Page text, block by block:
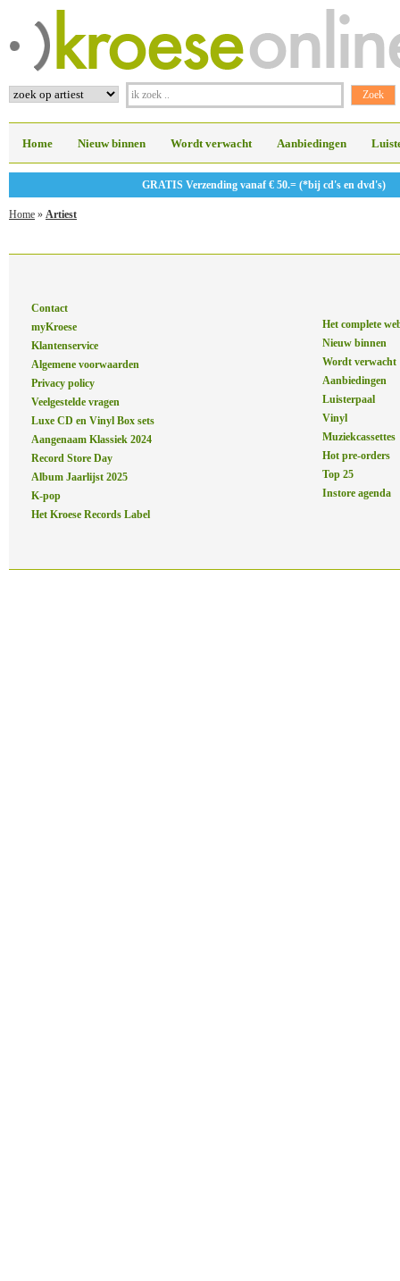
Home Nieuw binnen Wordt verwacht Aanbiedingen
GRATIS Verzending vanaf € 50.= (*bij cd's en dvd's)
Home » Artiest
Contact
myKroese
Klantenservice
Algemene voorwaarden
Privacy policy
Veelgestelde vragen
Luxe CD en Vinyl Box sets
Aangenaam Klassiek 2024
Record Store Day
Album Jaarlijst 2025
K-pop
Het Kroese Records Label
Het complete
Nieuw binnen
Wordt verwacht
Aanbiedingen
Luisterpaal
Vinyl
Muziekcassettes
Hot pre-orders
Top 25
Instore agenda